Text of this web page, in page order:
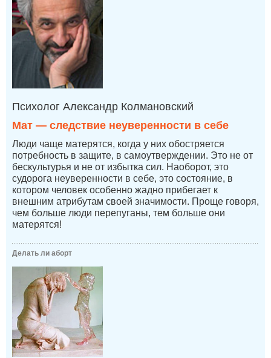
Психолог Александр Колмановский
Мат — следствие неуверенности в себе
Люди чаще матерятся, когда у них обостряется
потребность в защите, в самоутверждении. Это не от
бескультурья и не от избытка сил. Наоборот, это
судорога неуверенности в себе, это состояние, в
котором человек особенно жадно прибегает к
внешним атрибутам своей значимости. Проще говоря,
чем больше люди перепуганы, тем больше они
матерятся!
Делать ли аборт